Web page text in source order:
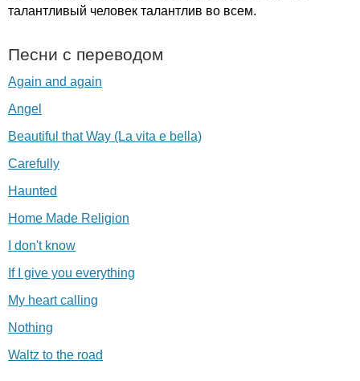
талантливый человек талантлив во всем.
Песни с переводом
Again and again
Angel
Beautiful that Way (La vita e bella)
Carefully
Haunted
Home Made Religion
I don't know
If I give you everything
My heart calling
Nothing
Waltz to the road